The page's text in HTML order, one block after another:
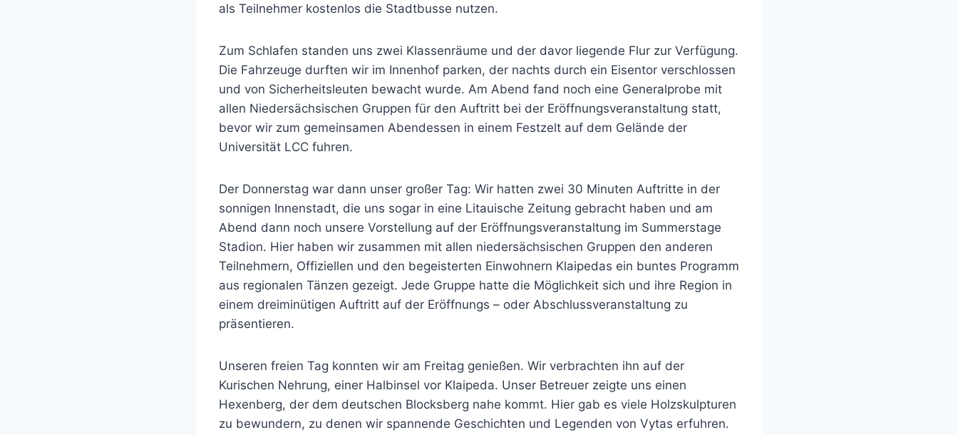
als Teilnehmer kostenlos die Stadtbusse nutzen.
Zum Schlafen standen uns zwei Klassenräume und der davor liegende Flur zur Verfügung.
Die Fahrzeuge durften wir im Innenhof parken, der nachts durch ein Eisentor verschlossen
und von Sicherheitsleuten bewacht wurde. Am Abend fand noch eine Generalprobe mit
allen Niedersächsischen Gruppen für den Auftritt bei der Eröffnungsveranstaltung statt,
bevor wir zum gemeinsamen Abendessen in einem Festzelt auf dem Gelände der
Universität LCC fuhren.
Der Donnerstag war dann unser großer Tag: Wir hatten zwei 30 Minuten Auftritte in der
sonnigen Innenstadt, die uns sogar in eine Litauische Zeitung gebracht haben und am
Abend dann noch unsere Vorstellung auf der Eröffnungsveranstaltung im Summerstage
Stadion. Hier haben wir zusammen mit allen niedersächsischen Gruppen den anderen
Teilnehmern, Offiziellen und den begeisterten Einwohnern Klaipedas ein buntes Programm
aus regionalen Tänzen gezeigt. Jede Gruppe hatte die Möglichkeit sich und ihre Region in
einem dreiminütigen Auftritt auf der Eröffnungs – oder Abschlussveranstaltung zu
präsentieren.
Unseren freien Tag konnten wir am Freitag genießen. Wir verbrachten ihn auf der
Kurischen Nehrung, einer Halbinsel vor Klaipeda. Unser Betreuer zeigte uns einen
Hexenberg, der dem deutschen Blocksberg nahe kommt. Hier gab es viele Holzskulpturen
zu bewundern, zu denen wir spannende Geschichten und Legenden von Vytas erfuhren.